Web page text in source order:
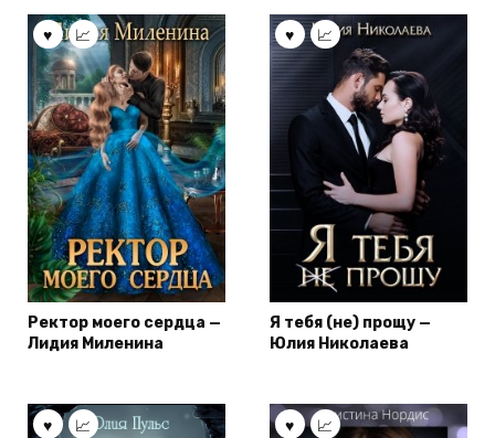
Ректор моего сердца —
Лидия Миленина
Я тебя (не) прощу —
Юлия Николаева